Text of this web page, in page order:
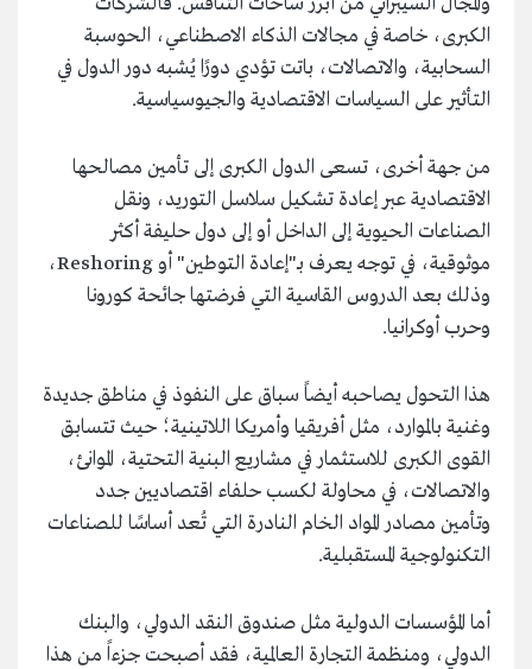
الكبرى، خاصة في مجالات الذكاء الاصطناعي، الحوسبة
السحابية، والاتصالات، باتت تؤدي دورًا يُشبه دور الدول في
التأثير على السياسات الاقتصادية والجيوسياسية.
من جهة أخرى، تسعى الدول الكبرى إلى تأمين مصالحها
الاقتصادية عبر إعادة تشكيل سلاسل التوريد، ونقل
الصناعات الحيوية إلى الداخل أو إلى دول حليفة أكثر
موثوقية، في توجه يعرف بـ"إعادة التوطين" أو Reshoring،
وذلك بعد الدروس القاسية التي فرضتها جائحة كورونا
وحرب أوكرانيا.
هذا التحول يصاحبه أيضاً سباق على النفوذ في مناطق جديدة
وغنية بالموارد، مثل أفريقيا وأمريكا اللاتينية؛ حيث تتسابق
القوى الكبرى للاستثمار في مشاريع البنية التحتية، الموانئ،
والاتصالات، في محاولة لكسب حلفاء اقتصاديين جدد
وتأمين مصادر المواد الخام النادرة التي تُعد أساسًا للصناعات
التكنولوجية المستقبلية.
أما المؤسسات الدولية مثل صندوق النقد الدولي، والبنك
الدولي، ومنظمة التجارة العالمية، فقد أصبحت جزءاً من هذا